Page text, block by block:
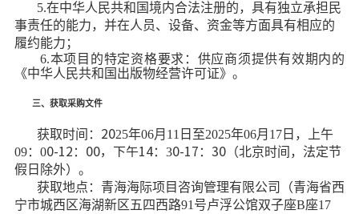
5.在中华人民共和国境内合法注册的，具有独立承担民
事责任的能力，并在人员、设备、资金等方面具有相应的
履约能力 ；
6.本项目的特定资格要求：供应商须提供有效期内的
《中华人民共和国出版物经营许可证》 。
三、获取采购文件
获取时间： 2025年06月 11 日至2025年06月 17 日 ，
上午
09：00-12 ： 00，下午14： 30-17 ： 30 （北京时间，法定节
假日除外） 。
获取地点： 青海海际项目咨询管理有限公司（青海省西
宁市城西区海湖新区五四西路91号卢浮公馆双子座B座17